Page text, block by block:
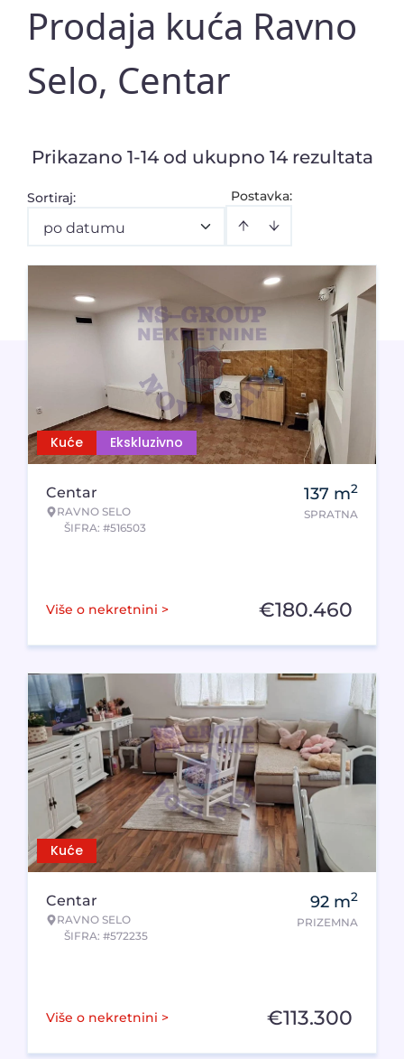
Prodaja kuća Ravno
Selo, Centar
Prikazano 1-14 od ukupno 14 rezultata
Postavka:
Sortiraj:
po datumu
Kuće Ekskluzivno
Centar
RAVNO SELO
ŠIFRA: #516503
137 m2
SPRATNA
Više o nekretnini > €180.460
Kuće
Centar
RAVNO SELO
ŠIFRA: #572235
92 m2
PRIZEMNA
Više o nekretnini > €113.300